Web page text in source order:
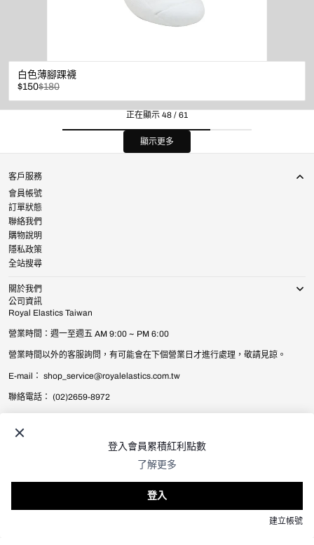
白色薄腳踝襪
已
折
扣
$150
原
價
$180
正在顯示 48 / 61
顯示更多
客戶服務
會員帳號
訂單狀態
聯絡我們
購物說明
隱私政策
全站搜尋
關於我們
公司資訊
Royal Elastics Taiwan
營業時間：週一至週五 AM 9:00 ~ PM 6:00
營業時間以外的客服詢問，有可能會在下個營業日才進行處理，敬請見諒。
E-mail： shop_service@royalelastics.com.tw
聯絡電話： (02)2659-8972
© 2026